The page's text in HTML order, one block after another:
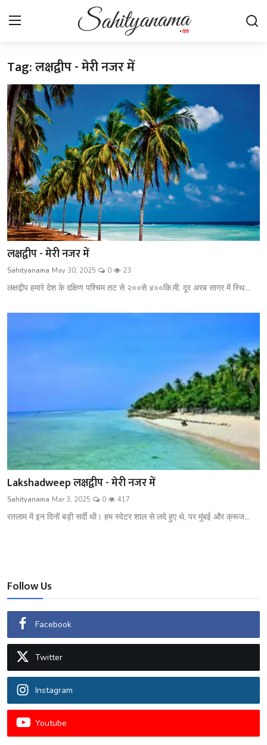
Login Register
स्वतंत्रता सेनानी
साहित्य समाचार
होम
कहानी
कविता
आलेख
शख्सियत
शायरी
ग़ज़ल
Tag: लक्षद्वीप - मेरी नजर में
लक्षद्वीप - मेरी नजर में
Sahityanama May 30, 2025 0 23
लक्षद्वीप हमारे देश के दक्षिण पश्चिम तट से २००से ४००कि.मी. दूर अरब सागर में स्थि...
Lakshadweep लक्षद्वीप - मेरी नजर में
Sahityanama Mar 3, 2025 0 417
रतलाम में इन दिनों बड़ी सर्दी थी। हम स्वेटर शाल से लदे हुए थे, पर मुंबई और क्रूज...
Follow Us
Facebook
Twitter
Instagram
Youtube